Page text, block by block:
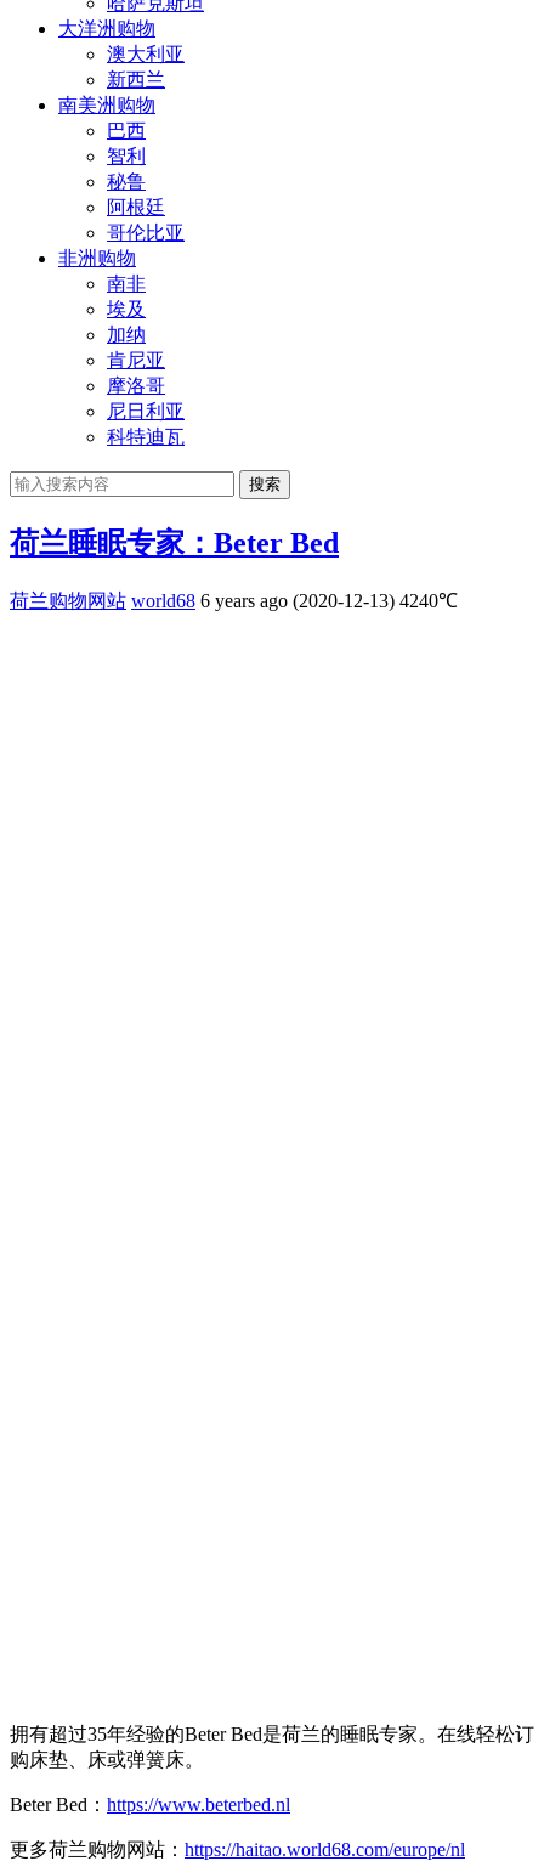
大洋洲购物
澳大利亚
新西兰
南美洲购物
巴西
智利
秘鲁
阿根廷
哥伦比亚
非洲购物
南非
埃及
加纳
肯尼亚
摩洛哥
尼日利亚
科特迪瓦
搜索
荷兰睡眠专家：Beter Bed
荷兰购物网站 world68 6 years ago (2020-12-13) 4240℃
拥有超过35年经验的Beter Bed是荷兰的睡眠专家。在线轻松订
购床垫、床或弹簧床。
Beter Bed： https://www.beterbed.nl
更多荷兰购物网站： https://haitao.world68.com/europe/nl